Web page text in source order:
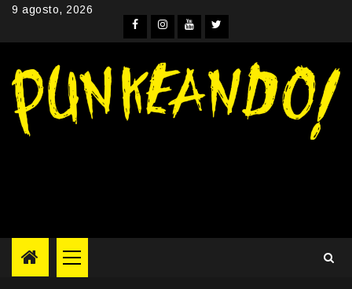
Skip9 agosto, 2026
Facebook
Instagram
YouTube
Twitter
Primary
Menu